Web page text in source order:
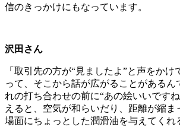
信のきっかけにもなっています。
沢田さん
「取引先の方が“見ましたよ”と声をか
って、そこから話が広がることがあるん
れの打ち合わせの前に“あの絵いいです
えると、空気が和らいだり、距離が縮ま
場面にちょっとした潤滑油を与えてくれ